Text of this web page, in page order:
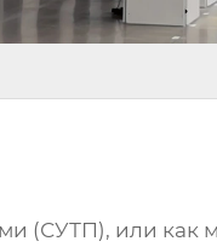
(СУТП), или как